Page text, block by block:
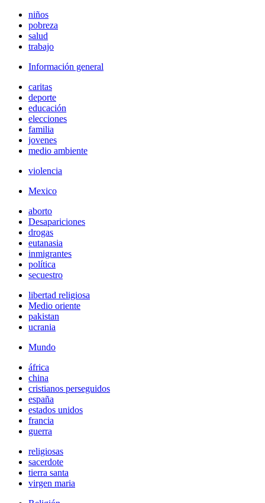
niños
pobreza
salud
trabajo
Información general
caritas
deporte
educación
elecciones
familia
jovenes
medio ambiente
violencia
Mexico
aborto
Desapariciones
drogas
eutanasia
inmigrantes
política
secuestro
libertad religiosa
Medio oriente
pakistan
ucrania
Mundo
áfrica
china
cristianos perseguidos
españa
estados unidos
francia
guerra
religiosas
sacerdote
tierra santa
virgen maria